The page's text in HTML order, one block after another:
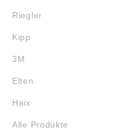
Riegler
Kipp
3M
Elten
Haix
Alle Produkte